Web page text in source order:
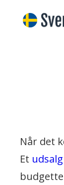
Når det
Et